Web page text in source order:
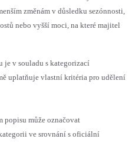
změnám v důsledku sezónnosti,
nebo vyšší moci, na které majitel
je v souladu s kategorizací
uplatňuje vlastní kritéria pro udělení
popisu může označovat
ve srovnání s oficiální